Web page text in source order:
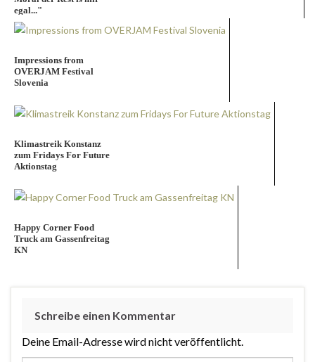
egal..."
Impressions from
OVERJAM Festival
Slovenia
Klimastreik Konstanz
zum Fridays For Future
Aktionstag
Happy Corner Food
Truck am Gassenfreitag
KN
Schreibe einen Kommentar
Deine Email-Adresse wird nicht veröffentlicht.